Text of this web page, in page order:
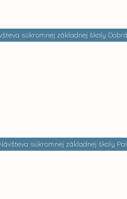
súkromnej základnej školy
súkromnej základnej školy